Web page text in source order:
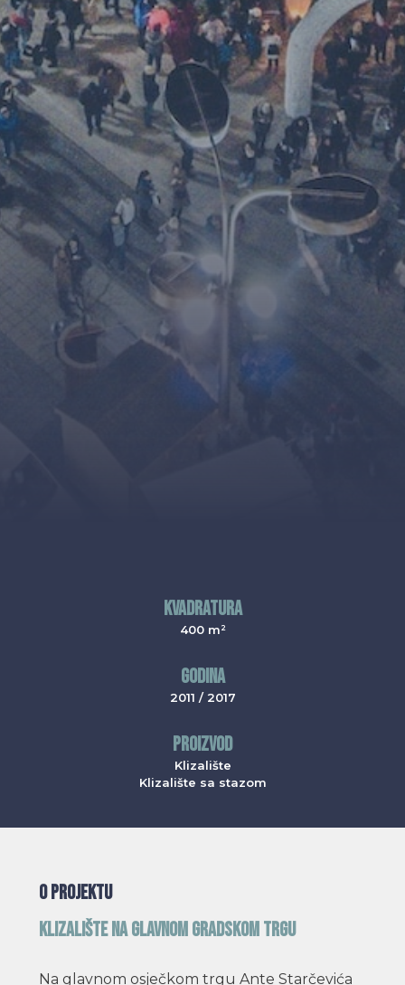
KVADRATURA
400 m²
GODINA
2011 / 2017
PROIZVOD
Klizalište
Klizalište sa stazom
O PROJEKTU
KLIZALIŠTE NA GLAVNOM GRADSKOM TRGU
Na glavnom osječkom trgu Ante Starčevića